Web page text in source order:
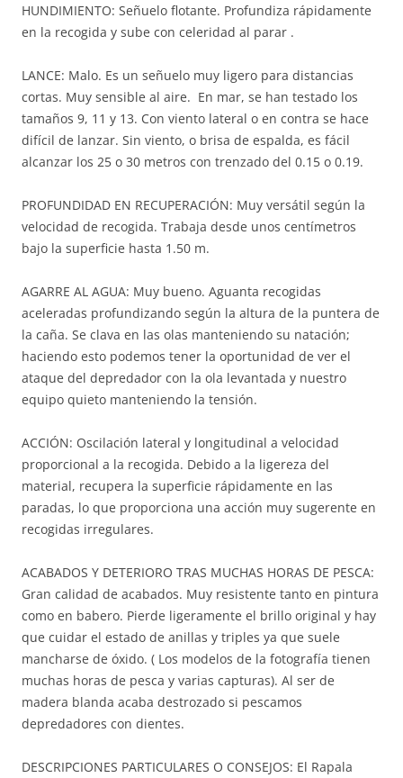
HUNDIMIENTO: Señuelo flotante. Profundiza rápidamente
en la recogida y sube con celeridad al parar .
LANCE: Malo. Es un señuelo muy ligero para distancias
cortas. Muy sensible al aire. En mar, se han testado los
tamaños 9, 11 y 13. Con viento lateral o en contra se hace
difícil de lanzar. Sin viento, o brisa de espalda, es fácil
alcanzar los 25 o 30 metros con trenzado del 0.15 o 0.19.
PROFUNDIDAD EN RECUPERACIÓN: Muy versátil según la
velocidad de recogida. Trabaja desde unos centímetros
bajo la superficie hasta 1.50 m.
AGARRE AL AGUA: Muy bueno. Aguanta recogidas
aceleradas profundizando según la altura de la puntera de
la caña. Se clava en las olas manteniendo su natación;
haciendo esto podemos tener la oportunidad de ver el
ataque del depredador con la ola levantada y nuestro
equipo quieto manteniendo la tensión.
ACCIÓN: Oscilación lateral y longitudinal a velocidad
proporcional a la recogida. Debido a la ligereza del
material, recupera la superficie rápidamente en las
paradas, lo que proporciona una acción muy sugerente en
recogidas irregulares.
ACABADOS Y DETERIORO TRAS MUCHAS HORAS DE PESCA:
Gran calidad de acabados. Muy resistente tanto en pintura
como en babero. Pierde ligeramente el brillo original y hay
que cuidar el estado de anillas y triples ya que suele
mancharse de óxido. ( Los modelos de la fotografía tienen
muchas horas de pesca y varias capturas). Al ser de
madera blanda acaba destrozado si pescamos
depredadores con dientes.
DESCRIPCIONES PARTICULARES O CONSEJOS: El Rapala